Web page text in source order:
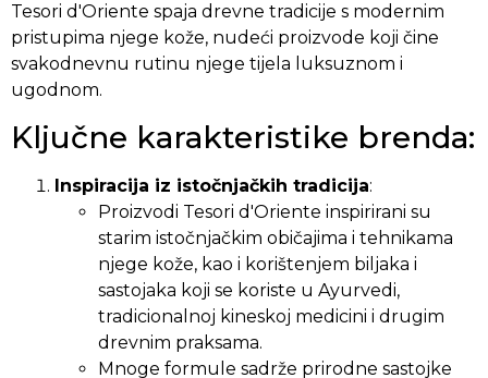
Tesori d'Oriente spaja drevne tradicije s modernim
pristupima njege kože, nudeći proizvode koji čine
svakodnevnu rutinu njege tijela luksuznom i
ugodnom.
Ključne karakteristike brenda:
Inspiracija iz istočnjačkih tradicija:
Proizvodi Tesori d'Oriente inspirirani su
starim istočnjačkim običajima i tehnikama
njege kože, kao i korištenjem biljaka i
sastojaka koji se koriste u Ayurvedi,
tradicionalnoj kineskoj medicini i drugim
drevnim praksama.
Mnoge formule sadrže prirodne sastojke